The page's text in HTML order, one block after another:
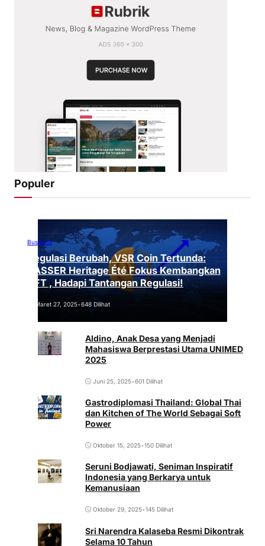
Populer
Business
Regulasi Berubah, VSR Coin Tertunda:
VASSER Heritage Été Fokus Kembangkan
NFT , Hadapi Tantangan Regulasi!
Maret 27, 2025•648 Dilihat
Aldino, Anak Desa yang Menjadi
Mahasiswa Berprestasi Utama UNIMED
2025
Juni 25, 2025•601 Dilihat
Gastrodiplomasi Thailand: Global Thai
dan Kitchen of The World Sebagai Soft
Power
Oktober 15, 2025•150 Dilihat
Seruni Bodjawati, Seniman Inspiratif
Indonesia yang Berkarya untuk
Kemanusiaan
Oktober 29, 2025•145 Dilihat
Sri Narendra Kalaseba Resmi Dikontrak
Selama 10 Tahun